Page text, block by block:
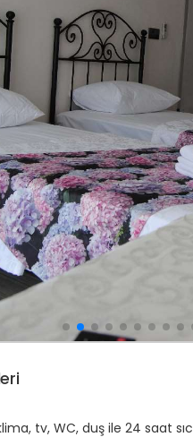
tv, WC, duş ile 24 saat